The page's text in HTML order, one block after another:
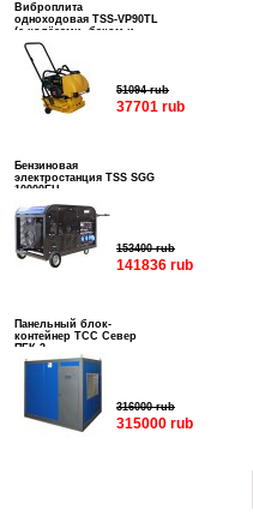
Виброплита
одноходовая TSS-VP90TL
(с колёсами, баком и
подошвой)
51094 rub
37701 rub
Бензиновая
электростанция TSS SGG
10000EH
153400 rub
141836 rub
Панельный блок-
контейнер ТСС Север
ПБК-3
316000 rub
315000 rub